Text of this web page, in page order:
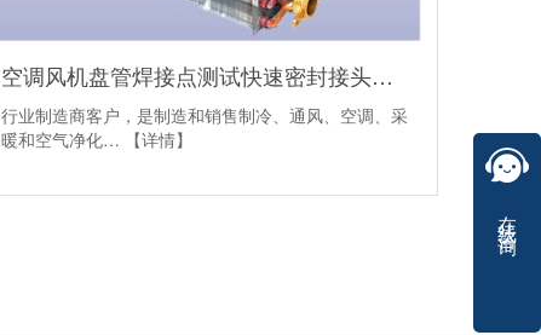
空调风机盘管焊接点测试快速密封接头应用案例
行业制造商客户，是制造和销售制冷、通风、空调、采
暖和空气净化…
【详情】
在线咨询